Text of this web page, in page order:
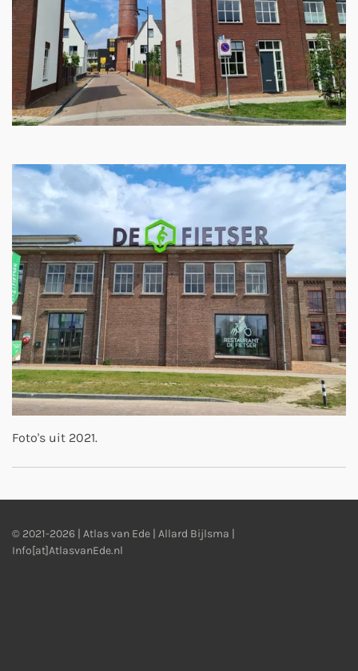
Foto's uit 2021.
© 2021-2026 | Atlas van Ede | Allard Bijlsma |
Info[at]AtlasvanEde.nl